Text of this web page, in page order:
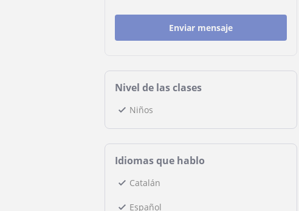
Enviar mensaje
Nivel de las clases
Niños
Idiomas que hablo
Catalán
Español